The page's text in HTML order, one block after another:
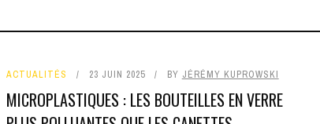
HÉLÈNE SPITAELS
AGALMA PADAW0NE
ACTUALITÉS 23 JUIN 2025 BY JÉRÉMY KUPROWSKI
MICROPLASTIQUES : LES BOUTEILLES EN VERRE